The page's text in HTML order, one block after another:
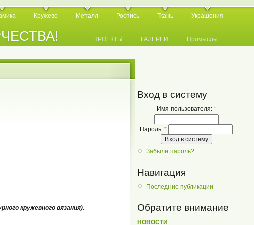
Кружево Металл Роспись Ткань Украшения
. . . . ПРОЕКТЫ ГАЛЕРЕИ Промыслы
кружевного вязания).
Вход в систему
Имя пользователя: *
Пароль: *
Забыли пароль?
Навигация
Последние публикации
Обратите внимание
НОВОСТИ